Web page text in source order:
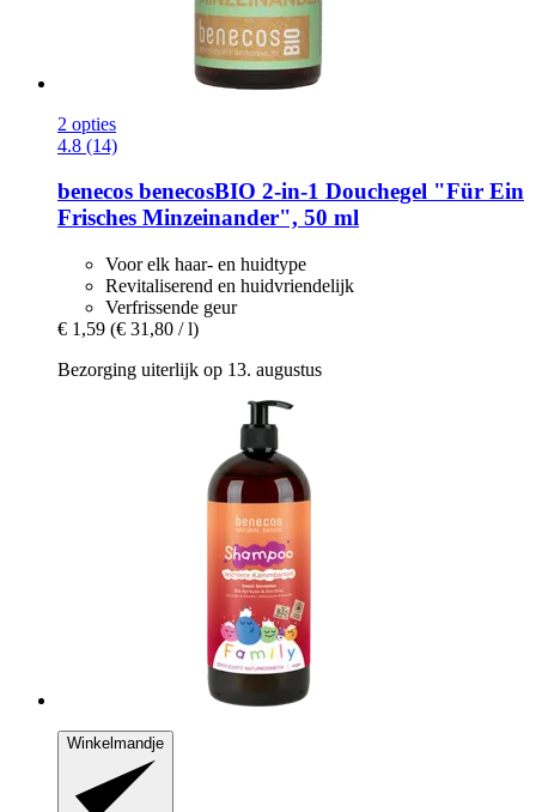
2 opties
4.8 (14)
benecos benecosBIO 2-​in-​1 Douchegel "Für Ein
Frisches Minzeinander", 50 ml
Voor elk haar- en huidtype
Revitaliserend en huidvriendelijk
Verfrissende geur
€ 1,59 (€ 31,80 / l)
Bezorging uiterlijk op 13. augustus
Winkelmandje